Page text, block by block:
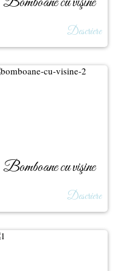
Descriere
Bomboane cu vişine
Descriere